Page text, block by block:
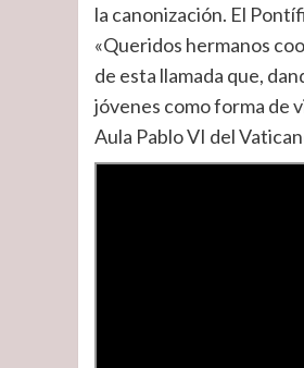
la canonización. El
«Queridos hermanos
de esta llamada que,
jóvenes como forma de
Aula Pablo VI del